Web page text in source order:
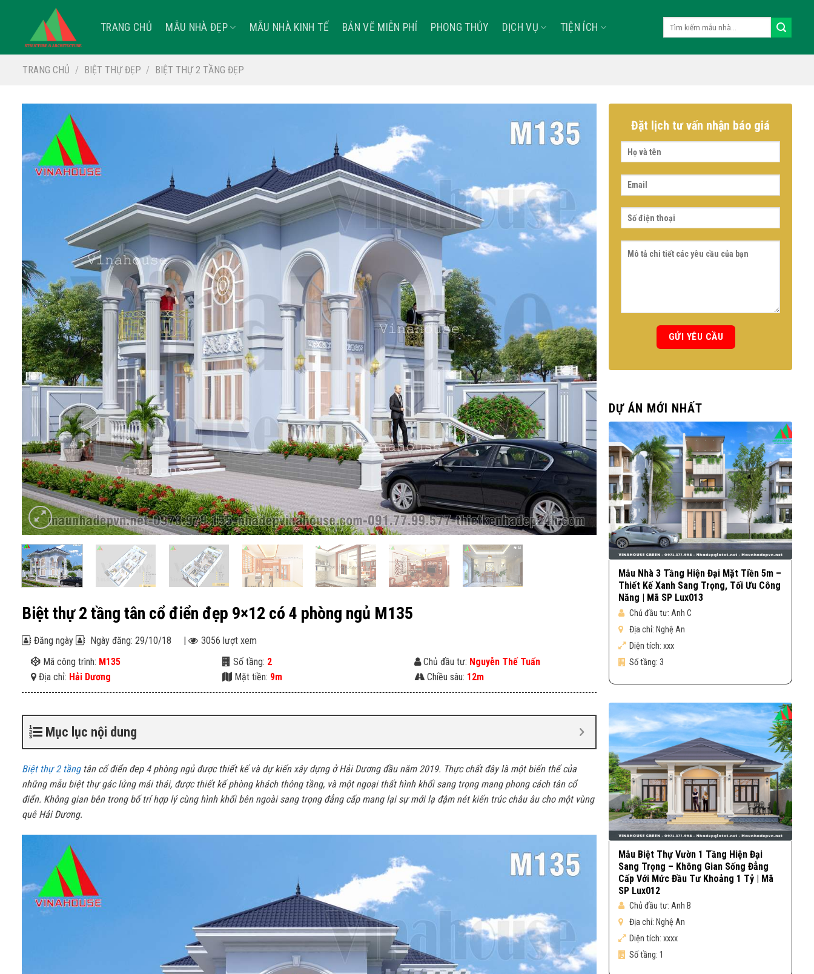
TRANG CHỦ MẪU NHÀ ĐẸP MẪU NHÀ KINH TẾ BẢN VẼ MIỄN PHÍ PHONG THỦY DỊCH VỤ TIỆN ÍCH
TRANG CHỦ / BIỆT THỰ ĐẸP / BIỆT THỰ 2 TẦNG ĐẸP
Biệt thự 2 tầng tân cổ điển đẹp 9×12 có 4 phòng ngủ M135
Đăng ngày Ngày đăng: 29/10/18 |
3056 lượt xem
Mã công trình: M135 Số tầng: 2 Chủ đầu tư: Nguyễn Thế Tuấn
Địa chỉ: Hải Dương Mặt tiền: 9m Chiều sâu: 12m
Mục lục nội dung
Biệt thự 2 tầngtân cổ điển đep 4 phòng ngủ được thiết kế và dự kiến xây dựng ở Hải Dương đầu năm 2019. Thực chất đây là một biến thể của
những mẫu biệt thự gác lửng mái thái, được thiết kế phòng khách thông tầng, và một ngoại thất hình khối sang trọng mang phong cách tân cổ
điển. Không gian bên trong bố trí hợp lý cùng hình khối bên ngoài sang trọng đẳng cấp mang lại sự mới lạ đậm nét kiến trúc châu âu cho một vùng
quê Hải Dương.
Đặt lịch tư vấn nhận báo giá
DỰ ÁN MỚI NHẤT
Mẫu Nhà 3 Tầng Hiện Đại Mặt Tiền 5m –
Thiết Kế Xanh Sang Trọng, Tối Ưu Công
Năng | Mã SP Lux013
Chủ đầu tư: Anh C
Địa chỉ: Nghệ An
Diện tích: xxx
Số tầng: 3
Mẫu Biệt Thự Vườn 1 Tầng Hiện Đại
Sang Trọng – Không Gian Sống Đẳng
Cấp Với Mức Đầu Tư Khoảng 1 Tỷ | Mã
SP Lux012
Chủ đầu tư: Anh B
Địa chỉ: Nghệ An
Diện tích: xxxx
Số tầng: 1